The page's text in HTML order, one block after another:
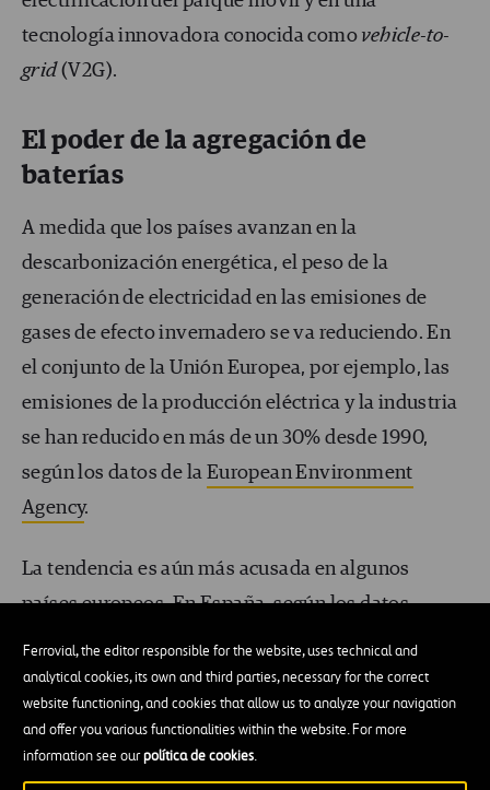
Ferrovial, the editor responsible for the website, uses technical and
analytical cookies, its own and third parties, necessary for the correct
website functioning, and cookies that allow us to analyze your navigation
and offer you various functionalities within the website. For more
information see ourpolítica de cookies.
tecnología innovadora conocida como vehicle-to-
grid (V2G).
El poder de la agregación de
baterías
A medida que los países avanzan en la
descarbonización energética, el peso de la
generación de electricidad en las emisiones de
gases de efecto invernadero se va reduciendo. En
el conjunto de la Unión Europea, por ejemplo, las
emisiones de la producción eléctrica y la industria
se han reducido en más de un 30% desde 1990,
según los datos de la European Environment
Agency.
La tendencia es aún más acusada en algunos
países europeos. En España, según los datos
Reto Demográfico, las emisiones relacionadas con
la generación de energía suponen un 18% del total,
es que la movilidad, el transporte de personas y de